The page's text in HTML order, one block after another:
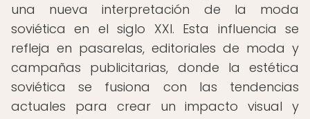
una nueva interpretación de la moda
soviética en el siglo XXI. Esta influencia se
refleja en pasarelas, editoriales de moda y
campañas publicitarias, donde la estética
soviética se fusiona con las tendencias
actuales para crear un impacto visual y